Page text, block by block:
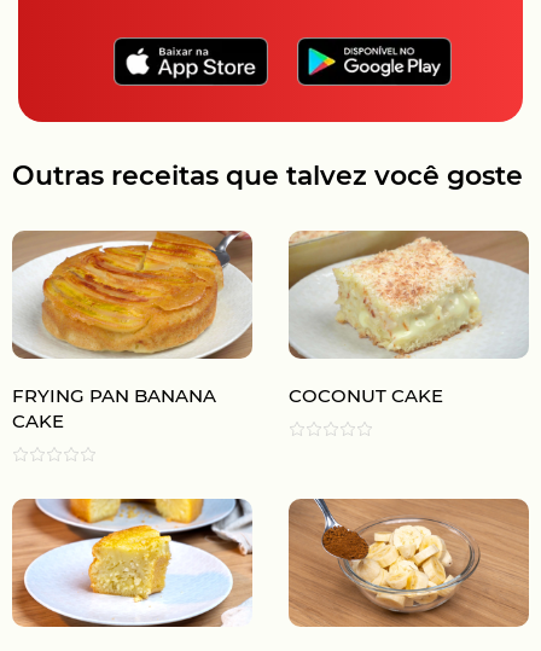
Outras receitas que talvez você goste
FRYING PAN BANANA
CAKE
COCONUT CAKE